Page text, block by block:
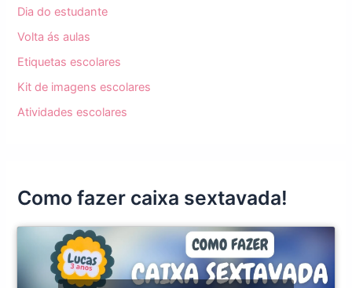
Dia do estudante
Volta ás aulas
Etiquetas escolares
Kit de imagens escolares
Atividades escolares
Como fazer caixa sextavada!